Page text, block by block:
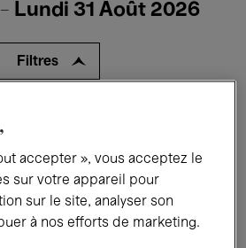
Lundi 31 Août 2026
Filtres
Films Performances
Jazz
accepter », vous acceptez le
sur votre appareil pour
sur le site, analyser son
à nos efforts de marketing.